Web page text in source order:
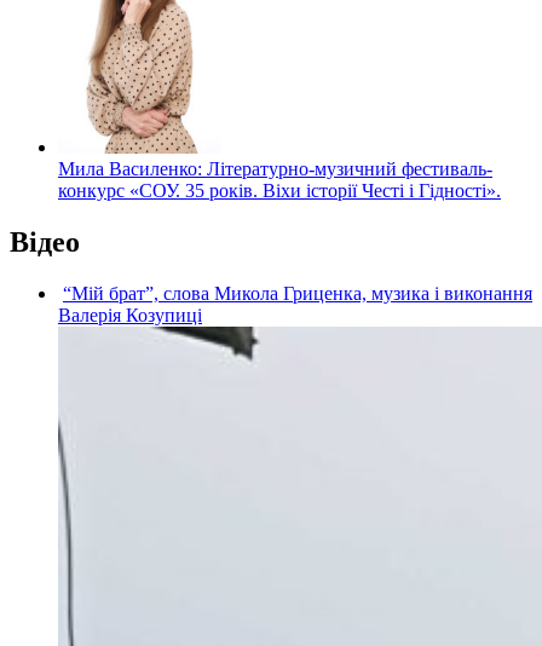
Мила Василенко: Літературно-музичний фестиваль-
конкурс «СОУ. 35 років. Віхи історії Честі і Гідності».
Відео
“Мій брат”, слова Микола Гриценка, музика і виконання
Валерія Козупиці